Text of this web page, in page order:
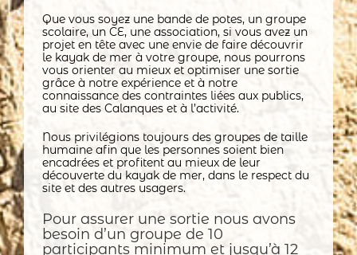
Que vous soyez une bande de potes, un groupe
scolaire, un CE, une association, si vous avez un
projet en tête avec une envie de faire découvrir
le kayak de mer à votre groupe, nous pourrons
vous orienter au mieux et optimiser une sortie
grâce à notre expérience et à notre
connaissance des contraintes liées aux publics,
au site des Calanques et à l’activité.
Nous privilégions toujours des groupes de taille
humaine afin que les personnes soient bien
encadrées et profitent au mieux de leur
découverte du kayak de mer, dans le respect du
site et des autres usagers.
Pour assurer une sortie nous avons
besoin d’un groupe de 10
participants minimum et jusqu’à 12